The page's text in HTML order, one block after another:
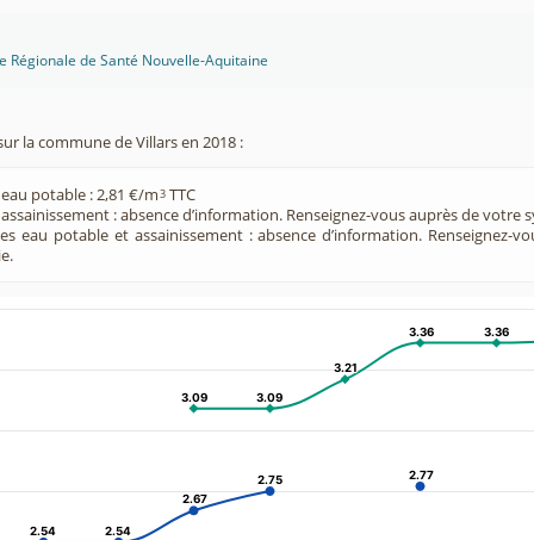
Régionale de Santé Nouvelle-Aquitaine
la commune de Villars en 2018 :
potable : 2,81 €/m3 TTC
: absence d’information. Renseignez-vous auprès de votre
eau potable et assainissement : absence d’information. Renseignez-
2.54
2.54 2.54
2.54
2.67
2.67
2.75
2.75 2.77
2.77
3.09
3.09 3.09
3.09
3.21
3.21
3.36
3.36 3.36
3.36